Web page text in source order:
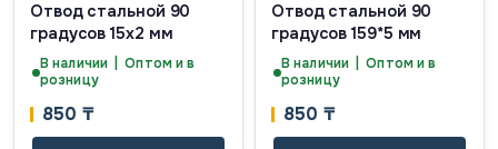
Отвод стальной 90
градусов 15х2 мм
В наличии | Оптом и в
розницу
850 ₸
Отвод стальной 90
градусов 159*5 мм
В наличии | Оптом и в
розницу
850 ₸